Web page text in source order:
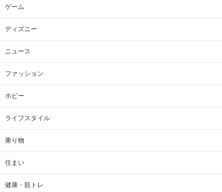
ゲーム
ディズニー
ニュース
ファッション
ホビー
ライフスタイル
乗り物
住まい
健康・筋トレ